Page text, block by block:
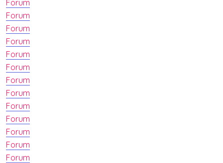
Forum
Forum
Forum
Forum
Forum
Forum
Forum
Forum
Forum
Forum
Forum
Forum
Forum